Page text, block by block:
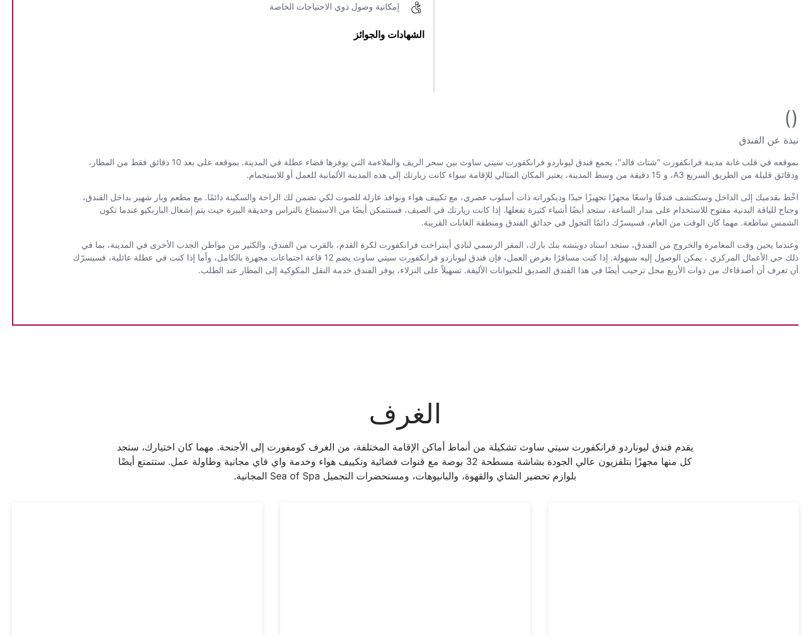
إمكانية وصول ذوي الاحتياجات الخاصة
الشهادات والجوائز
()
نبذة عن الفندق
بموقعه في قلب غابة مدينة فرانكفورت "شتات فالد"، يجمع فندق ليوناردو فرانكفورت سيتي ساوث بين سحر الريف والملاءمة التي يوفرها قضاء عطلة في المدينة. بموقعه على بعد 10 دقائق فقط من المطار،
ودقائق قليلة من الطريق السريع A3، و 15 دقيقة من وسط المدينة، يعتبر المكان المثالي للإقامة سواء كانت زيارتك إلى هذه المدينة الألمانية للعمل أو للاستجمام.
اخْط بقدميك إلى الداخل وستكتشف فندقًا واسعًا مجهزًا تجهيزًا جيدًا وديكوراته ذات أسلوب عصري، مع تكييف هواء ونوافذ عازلة للصوت لكي تضمن لك الراحة والسكينة دائمًا. مع مطعم وبار شهير بداخل الفندق،
وجناح للياقة البدنية مفتوح للاستخدام على مدار الساعة، ستجد أيضًا أشياء كثيرة تفعلها. إذا كانت زيارتك في الصيف، فستتمكن أيضًا من الاستمتاع بالتراس وحديقة البيرة حيث يتم إشعال الباربكيو عندما تكون
الشمس ساطعة. مهما كان الوقت من العام، فسيسرّك دائمًا التجول في حدائق الفندق ومنطقة الغابات القريبة.
وعندما يحين وقت المغامرة والخروج من الفندق، ستجد استاد دويتشه بنك بارك، المقر الرسمي لنادي أينتراخت فرانكفورت لكرة القدم، بالقرب من الفندق، والكثير من مواطن الجذب الأخرى في المدينة، بما في
ذلك حي الأعمال المركزي ، يمكن الوصول إليه بسهولة. إذا كنت مسافرًا بغرض العمل، فإن فندق ليوناردو فرانكفورت سيتي ساوث يضم 12 قاعة اجتماعات مجهزة بالكامل، وأما إذا كنت في عطلة عائلية، فسيسرّك
أن تعرف أن أصدقاءك من ذوات الأربع محل ترحيب أيضًا في هذا الفندق الصديق للحيوانات الأليفة. تسهيلاً على النزلاء، يوفر الفندق خدمة النقل المكوكية إلى المطار عند الطلب.
الغرف
يقدم فندق ليوناردو فرانكفورت سيتي ساوث تشكيلة من أنماط أماكن الإقامة المختلفة، من الغرف كومفورت إلى الأجنحة. مهما كان اختيارك، ستجد
كل منها مجهزًا بتلفزيون عالي الجودة بشاشة مسطحة 32 بوصة مع قنوات فضائية وتكييف هواء وخدمة واي فاي مجانية وطاولة عمل. ستتمتع أيضًا
بلوازم تحضير الشاي والقهوة، والبانيوهات، ومستحضرات التجميل Sea of Spa المجانية.